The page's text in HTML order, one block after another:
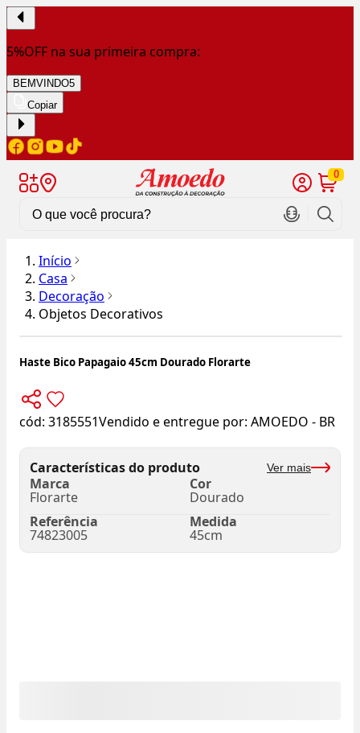
5%OFF na sua primeira compra:
BEMVINDO5
Copiar
0
Início
Casa
Decoração
Objetos Decorativos
Haste Bico Papagaio 45cm Dourado Florarte
cód: 3185551Vendido e entregue por: AMOEDO - BR
Características do produto Ver mais
Marca
Florarte
Cor
Dourado
Referência
74823005
Medida
45cm